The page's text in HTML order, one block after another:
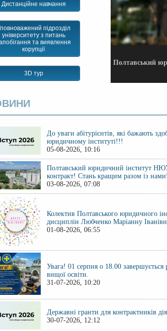
Дистанційне навчання
підрозділ
університету з питань
та виявлення
корупції
3D тур
Полтавський
До уваги абітурієнтів, які бажають
юридичному інституті!!!
05-08-2026, 10:16
Полтавський юридичний інститут
контракт! Стань кращим разом із нами!
03-08-2026, 07:08
Колектив Полтавського юридичного
дисциплін Любченко Маріанну
01-08-2026, 06:55
Увага! 01 серпня о 18.00 завершується
вищої освіти.
31-07-2026, 10:20
Державні гранти для контрактників
30-07-2026, 12:12